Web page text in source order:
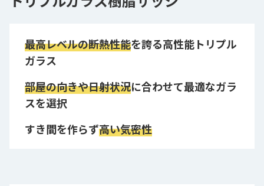
最高レベルの断熱性能を誇る高性能トリプル
ガラス
部屋の向きや日射状況に合わせて最適なガラ
スを選択
すき間を作らず高い気密性